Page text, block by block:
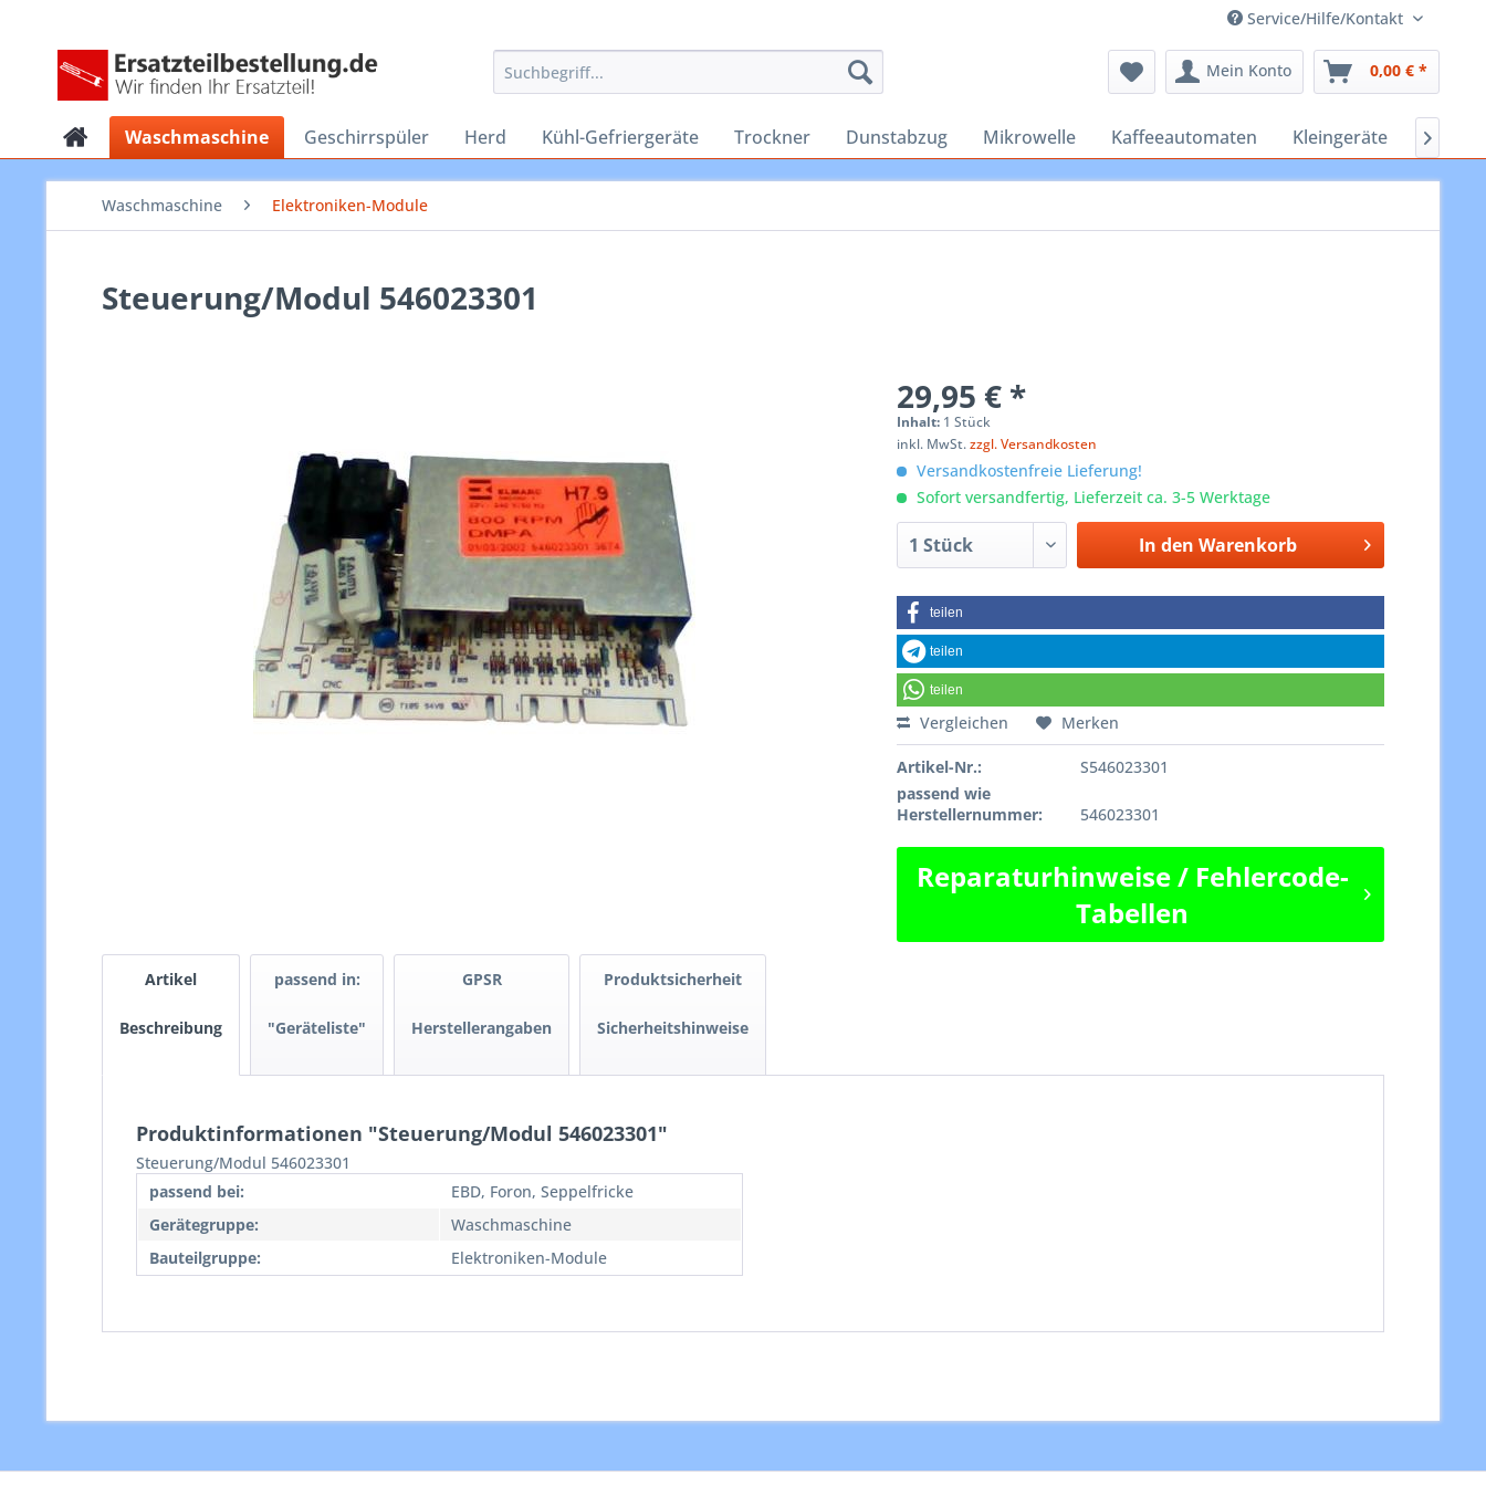
Service/Hilfe/Kontakt
Mein Konto 0,00 € *
Waschmaschine Geschirrspüler Herd Kühl-Gefriergeräte Trockner Dunstabzug Mikrowelle Kaffeeautomaten Kleingeräte 
Waschmaschine Elektroniken-Module
Steuerung/Modul 546023301
29,95 € *
Inhalt: 1 Stück
inkl. MwSt.zzgl. Versandkosten
Versandkostenfreie Lieferung!
Sofort versandfertig, Lieferzeit ca. 3-5 Werktage
In den Warenkorb
teilen
teilen
teilen
Vergleichen Merken
Artikel-Nr.:
S546023301
passend wie
Herstellernummer:
546023301
Reparaturhinweise / Fehlercode-
Tabellen
Artikel
Beschreibung
passend in:
"Geräteliste"
GPSR
Herstellerangaben
Produktsicherheit
Sicherheitshinweise
Produktinformationen "Steuerung/Modul 546023301"
Steuerung/Modul 546023301
passend bei:
EBD, Foron, Seppelfricke
Gerätegruppe:
Waschmaschine
Bauteilgruppe:
Elektroniken-Module